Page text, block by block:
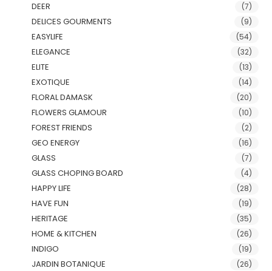
DEER (7)
DELICES GOURMENTS (9)
EASYLIFE (54)
ELEGANCE (32)
ELITE (13)
EXOTIQUE (14)
FLORAL DAMASK (20)
FLOWERS GLAMOUR (10)
FOREST FRIENDS (2)
GEO ENERGY (16)
GLASS (7)
GLASS CHOPING BOARD (4)
HAPPY LIFE (28)
HAVE FUN (19)
HERITAGE (35)
HOME & KITCHEN (26)
INDIGO (19)
JARDIN BOTANIQUE (26)